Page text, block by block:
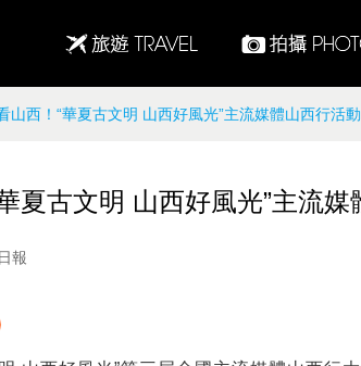
山西！“華夏古文明 山西好風光”主流媒體山西行活
夏古文明 山西好風光”主流
報